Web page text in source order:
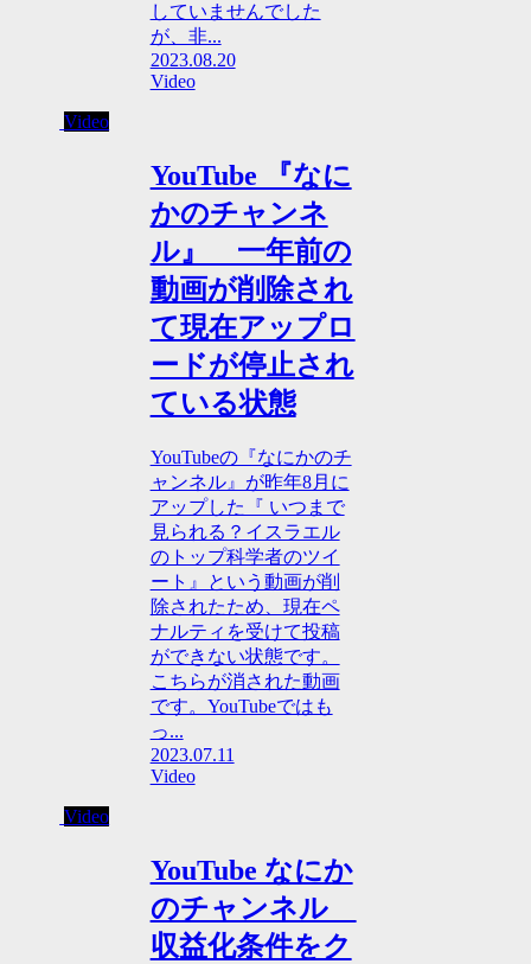
していませんでした
が、非...
2023.08.20
Video
Video
YouTube 『なに
かのチャンネ
ル』 一年前の
動画が削除され
て現在アップロ
ードが停止され
ている状態
YouTubeの『なにかのチ
ャンネル』が昨年8月に
アップした『 いつまで
見られる？イスラエル
のトップ科学者のツイ
ート』という動画が削
除されたため、現在ペ
ナルティを受けて投稿
ができない状態です。
こちらが消された動画
です。YouTubeではも
っ...
2023.07.11
Video
Video
YouTube なにか
のチャンネル
収益化条件をク